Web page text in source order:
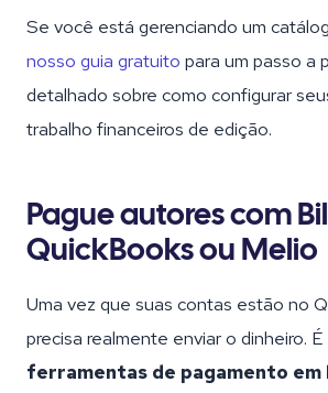
Se você está gerenciando um
nosso guia gratuito para um passo a
detalhado sobre como configurar
trabalho financeiros de edição.
Pague autores com
QuickBooks ou Melio
Uma vez que suas contas estão no
precisa realmente enviar o dinheiro.
ferramentas de pagamento